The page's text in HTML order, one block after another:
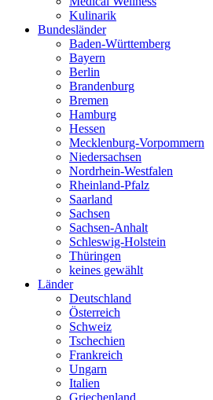
Kulinarik
Bundesländer
Baden-Württemberg
Bayern
Berlin
Brandenburg
Bremen
Hamburg
Hessen
Mecklenburg-Vorpommern
Niedersachsen
Nordrhein-Westfalen
Rheinland-Pfalz
Saarland
Sachsen
Sachsen-Anhalt
Schleswig-Holstein
Thüringen
keines gewählt
Länder
Deutschland
Österreich
Schweiz
Tschechien
Frankreich
Ungarn
Italien
Griechenland